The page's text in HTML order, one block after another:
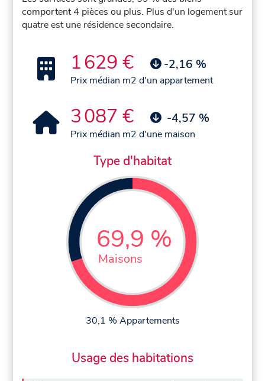
comportent 4 pièces ou plus. Plus d'un logement sur
quatre est une résidence secondaire.
1 629 € -2,16 %
Prix médian m2 d'un appartement
3 087 € -4,57 %
Prix médian m2 d'une maison
Type d'habitat
69,9 %
Maisons
30,1 % Appartements
Usage des habitations